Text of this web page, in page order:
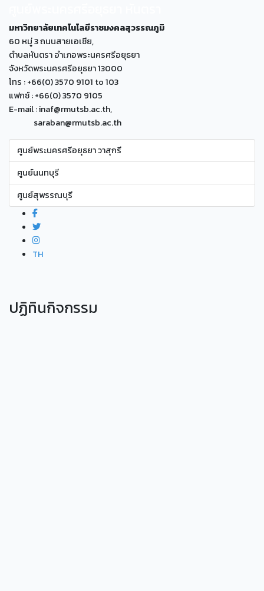
มหาวิทยาลัยเทคโนโลยีราชมงคลสุวรรณภูมิ
60 หมู่ 3 ถนนสายเอเซีย,
ตำบลหันตรา อำเภอพระนครศรีอยุธยา
จังหวัดพระนครศรีอยุธยา 13000
โทร : +66(0) 3570 9101 to 103
แฟกซ์ : +66(0) 3570 9105
E-mail : inaf@rmutsb.ac.th,
saraban@rmutsb.ac.th
ศูนย์พระนครศรีอยุธยา วาสุกรี
ศูนย์นนทบุรี
ศูนย์สุพรรณบุรี
TH
ปฏิทินกิจกรรม